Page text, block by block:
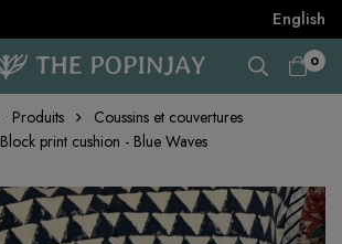
English
0
Produits
Coussins et couvertures
Block print cushion - Blue Waves